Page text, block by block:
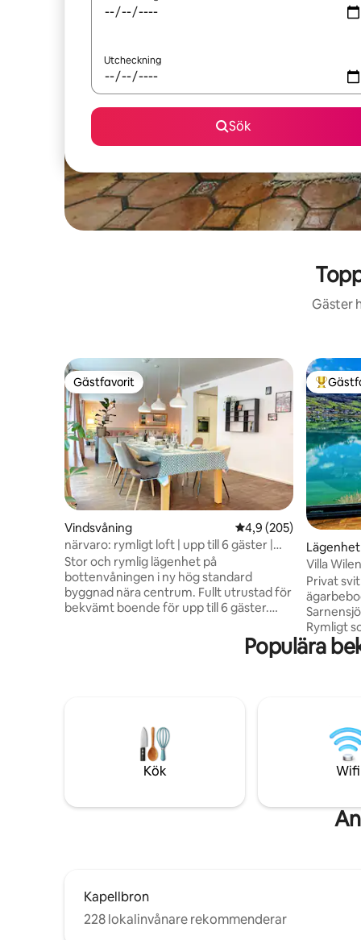
Utcheckning
Sök
Gäster
Gästfavorit
Gästfavorit
Vindsvåning 4,9 av 5 i
4,9 (205)
närvaro: rymligt loft | upp till 6 gäster |
centralt
Stor och rymlig lägenhet på
bottenvåningen i ny hög standard
byggnad nära centrum. Fullt utrustad för
bekvämt boende för upp till 6 gäster.
separata rum måste grupper vara
bekväma med att sova i samma rum.
Bottenvåning i ett stadsområde men
ändå lugnt. Fönster isolerar bra. Inbyggd
ventilation. Snabbt Internet.
Lägenhet
Villa
vid sjön
Privat
Rymligt
(helt
populära
Populära
Kök Wifi
Kapellbron
228 lokalinvånare rekommenderar